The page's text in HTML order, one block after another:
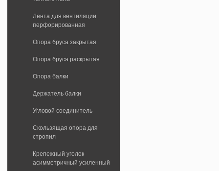
Лента для вентиляции
перфорированная
Опора бруса закрытая
Опора бруса раскрытая
Опора балки
Держатель балки
Угловой соединитель
Скользящая опора для
стропил
Крепежный уголок
асимметричный усиленный